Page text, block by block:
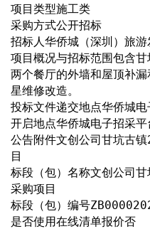
项目类型施工类
采购方式公开招标
招标人华侨城（深圳）旅
项目概况与招标范围包含
两个餐厅的外墙和屋顶补
星维修改造。
投标文件递交地点华侨城电
开启地点华侨城电子招采平
公告附件文创公司甘坑古
目
标段（包）名称文创公司
采购项目
标段（包）编号
是否使用在线清单报价否